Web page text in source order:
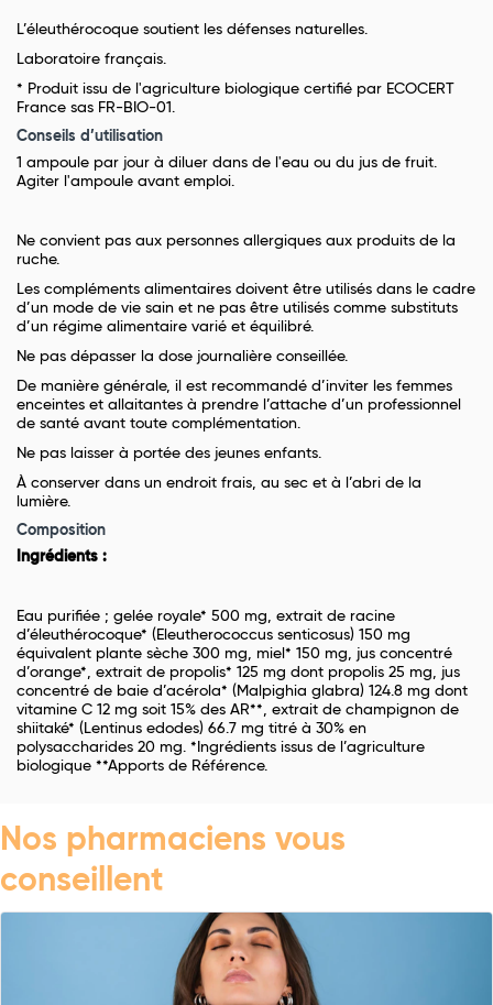
L’éleuthérocoque soutient les défenses naturelles.
Laboratoire français.
* Produit issu de l'agriculture biologique certifié par ECOCERT
France sas FR-BIO-01.
Conseils d’utilisation
1 ampoule par jour à diluer dans de l'eau ou du jus de fruit.
Agiter l'ampoule avant emploi.
Ne convient pas aux personnes allergiques aux produits de la
ruche.
Les compléments alimentaires doivent être utilisés dans le cadre
d’un mode de vie sain et ne pas être utilisés comme substituts
d’un régime alimentaire varié et équilibré.
Ne pas dépasser la dose journalière conseillée.
De manière générale, il est recommandé d’inviter les femmes
enceintes et allaitantes à prendre l’attache d’un professionnel
de santé avant toute complémentation.
Ne pas laisser à portée des jeunes enfants.
À conserver dans un endroit frais, au sec et à l’abri de la
lumière.
Composition
Ingrédients :
Eau purifiée ; gelée royale* 500 mg, extrait de racine
d’éleuthérocoque* (Eleutherococcus senticosus) 150 mg
équivalent plante sèche 300 mg, miel* 150 mg, jus concentré
d’orange*, extrait de propolis* 125 mg dont propolis 25 mg, jus
concentré de baie d’acérola* (Malpighia glabra) 124.8 mg dont
vitamine C 12 mg soit 15% des AR**, extrait de champignon de
shiitaké* (Lentinus edodes) 66.7 mg titré à 30% en
polysaccharides 20 mg. *Ingrédients issus de l’agriculture
biologique **Apports de Référence.
Nos pharmaciens vous
conseillent